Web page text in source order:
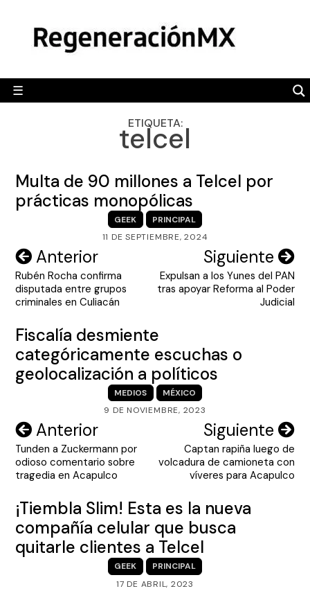
content
☰
POLÍTICA
CAMALEÓN
OPINIÓN
ENGLISH SECTION
VIDEOS
ETIQUETA:
telcel
Multa de 90 millones a Telcel por
prácticas monopólicas
GEEK
PRINCIPAL
11 DE SEPTIEMBRE, 2024
Navegación
de
entradas
Anterior
Rubén Rocha confirma
disputada entre grupos
criminales en Culiacán
Siguiente
Expulsan a los Yunes del PAN
tras apoyar Reforma al Poder
Judicial
Fiscalía desmiente
categóricamente escuchas o
geolocalización a políticos
MEDIOS
MÉXICO
9 DE NOVIEMBRE, 2023
Navegación
de
entradas
Anterior
Tunden a Zuckermann por
odioso comentario sobre
tragedia en Acapulco
Siguiente
Captan rapiña luego de
volcadura de camioneta con
víveres para Acapulco
¡Tiembla Slim! Esta es la nueva
compañía celular que busca
quitarle clientes a Telcel
GEEK
PRINCIPAL
17 DE ABRIL, 2023